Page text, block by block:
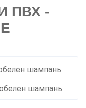
ПВХ -
шампань